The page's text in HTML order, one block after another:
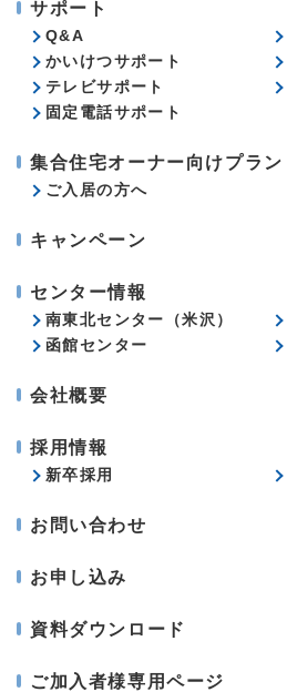
サポート
Q&A
かいけつサポート
テレビサポート
固定電話サポート
集合住宅オーナー向けプラン
ご入居の方へ
キャンペーン
センター情報
南東北センター（米沢）
函館センター
会社概要
採用情報
新卒採用
お問い合わせ
お申し込み
資料ダウンロード
ご加入者様専用ページ